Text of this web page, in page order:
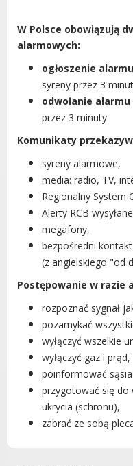
Urząd
Instytut
Polskiej
Instytut
Wielkopolski
Muzeum
Szreniawie
PTTK
Urząd
Państwowe
Wody Polskie
Dane
W Polsce obowiązują
alarmowych:
ogłoszenie alarmu
syreny przez 3
odwołanie alarmu
przez 3 minuty.
Komunikaty
syreny alarmowe,
media: radio, TV,
Regionalny System
Alerty RCB
megafony,
bezpośredni
(z angielskiego "od
Postępowanie w razie
rozpoznać sygnał
pozamykać
wyłączyć wszelkie
wyłączyć gaz i prąd,
poinformować
przygotować się do
ukrycia (schronu),
zabrać ze sobą